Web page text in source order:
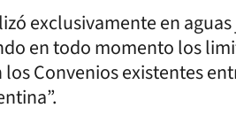
exclusivamente en
en todo momento los
Convenios existentes